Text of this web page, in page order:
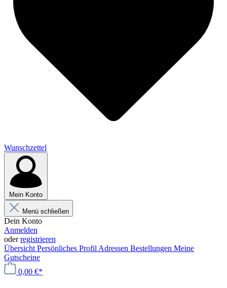
Wunschzettel
Mein Konto
Menü schließen
Dein Konto
Anmelden
oderregistrieren
Übersicht Persönliches Profil Adressen Bestellungen Meine
Gutscheine
0,00 €*